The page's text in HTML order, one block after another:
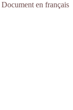
Document en français